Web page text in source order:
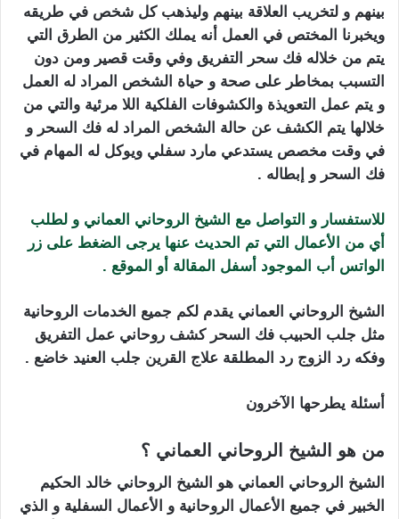
بينهم و لتخريب العلاقة بينهم وليذهب كل شخص في طريقه
ويخبرنا المختص في العمل أنه يملك الكثير من الطرق التي
يتم من خلاله فك سحر التفريق وفي وقت قصير ومن دون
التسبب بمخاطر على صحة و حياة الشخص المراد له العمل
و يتم عمل التعويذة والكشوفات الفلكية اللا مرئية والتي من
خلالها يتم الكشف عن حالة الشخص المراد له فك السحر و
في وقت مخصص يستدعي مارد سفلي ويوكل له المهام في
فك السحر و إبطاله .
للاستفسار و التواصل مع الشيخ الروحاني العماني و لطلب
أي من الأعمال التي تم الحديث عنها يرجى الضغط على زر
الواتس أب الموجود أسفل المقالة أو الموقع .
الشيخ الروحاني العماني يقدم لكم جميع الخدمات الروحانية
مثل جلب الحبيب فك السحر كشف روحاني عمل التفريق
وفكه رد الزوج رد المطلقة علاج القرين جلب العنيد خاضع .
أسئلة يطرحها الآخرون
من هو الشيخ الروحاني العماني ؟
الشيخ الروحاني العماني هو الشيخ الروحاني خالد الحكيم
الخبير في جميع الأعمال الروحانية و الأعمال السفلية و الذي